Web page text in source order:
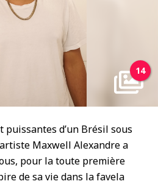
14
d’un Brésil sous
Maxwell Alexandre a
pour la toute première
de sa vie dans la favela